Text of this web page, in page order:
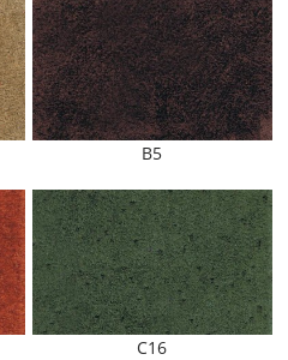
B5
C16